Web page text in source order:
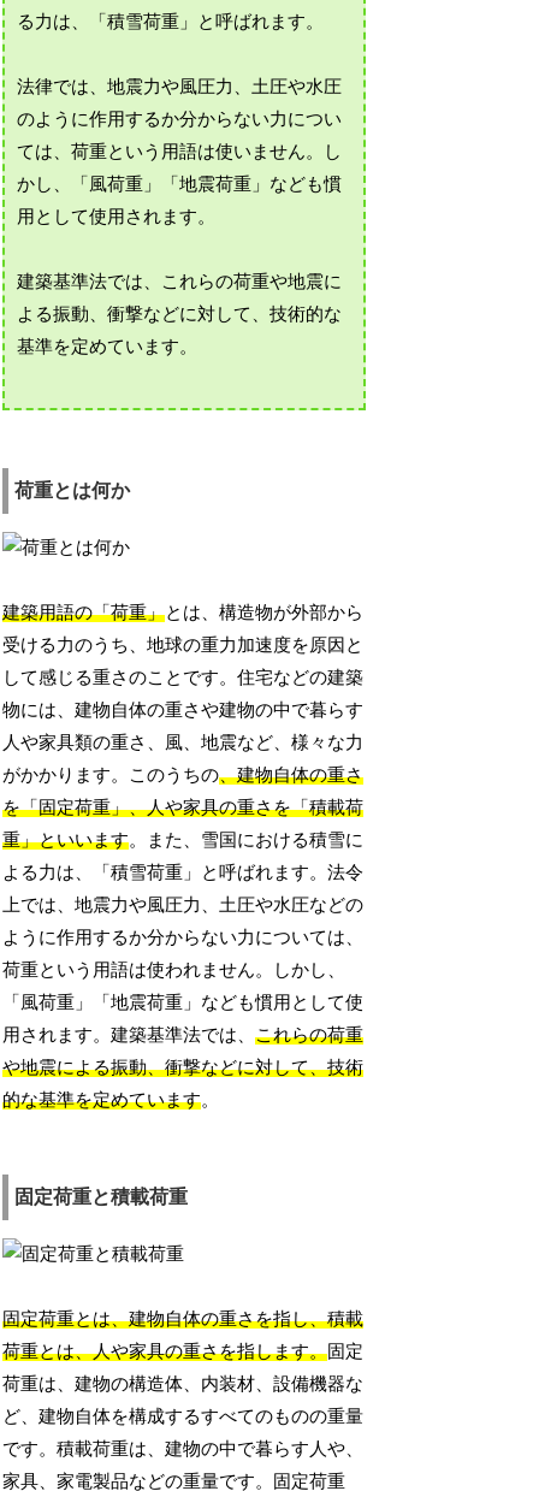
る力は、「積雪荷重」と呼ばれます。
法律では、地震力や風圧力、土圧や水圧
のように作用するか分からない力につい
ては、荷重という用語は使いません。し
かし、「風荷重」「地震荷重」なども慣
用として使用されます。
建築基準法では、これらの荷重や地震に
よる振動、衝撃などに対して、技術的な
基準を定めています。
荷重とは何か
建築用語の「荷重」とは、構造物が外部から
受ける力のうち、地球の重力加速度を原因と
して感じる重さのことです。住宅などの建築
物には、建物自体の重さや建物の中で暮らす
人や家具類の重さ、風、地震など、様々な力
がかかります。このうちの、建物自体の重さ
を「固定荷重」、人や家具の重さを「積載荷
重」といいます。また、雪国における積雪に
よる力は、「積雪荷重」と呼ばれます。法令
上では、地震力や風圧力、土圧や水圧などの
ように作用するか分からない力については、
荷重という用語は使われません。しかし、
「風荷重」「地震荷重」なども慣用として使
用されます。建築基準法では、これらの荷重
や地震による振動、衝撃などに対して、技術
的な基準を定めています。
固定荷重と積載荷重
固定荷重とは、建物自体の重さを指し、積載
荷重とは、人や家具の重さを指します。固定
荷重は、建物の構造体、内装材、設備機器な
ど、建物自体を構成するすべてのものの重量
です。積載荷重は、建物の中で暮らす人や、
家具、家電製品などの重量です。固定荷重